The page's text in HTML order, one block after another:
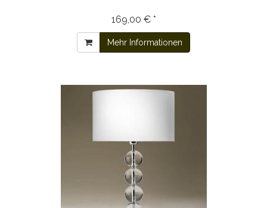
169,00 € *
Mehr Informationen